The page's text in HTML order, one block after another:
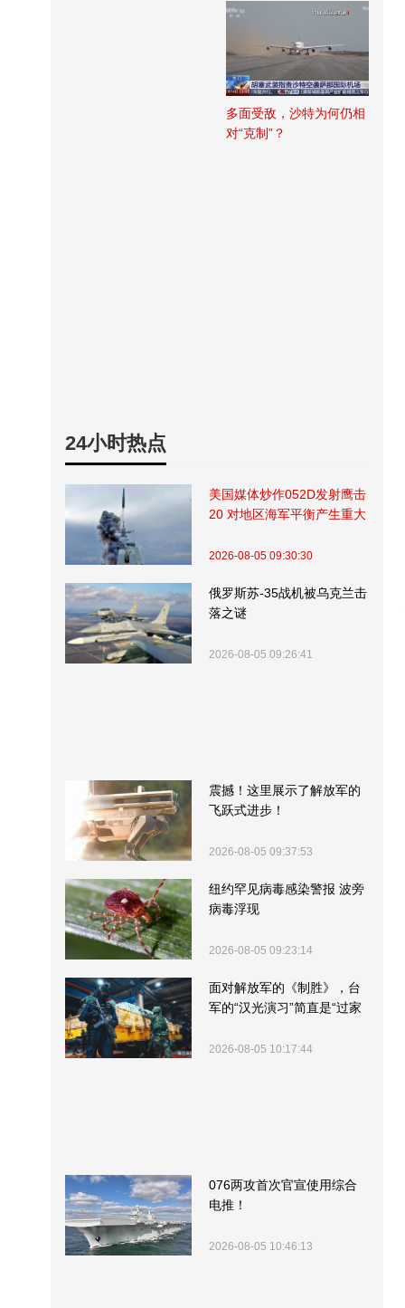
多面受敌，沙特为何仍相
对“克制”？
24小时热点
美国媒体炒作052D发射鹰击
20 对地区海军平衡产生重大
2026-08-05 09:30:30
俄罗斯苏-35战机被乌克兰击
落之谜
2026-08-05 09:26:41
震撼！这里展示了解放军的
飞跃式进步！
2026-08-05 09:37:53
纽约罕见病毒感染警报 波旁
病毒浮现
2026-08-05 09:23:14
面对解放军的《制胜》，台
军的“汉光演习”简直是“过家
2026-08-05 10:17:44
076两攻首次官宣使用综合
电推！
2026-08-05 10:46:13